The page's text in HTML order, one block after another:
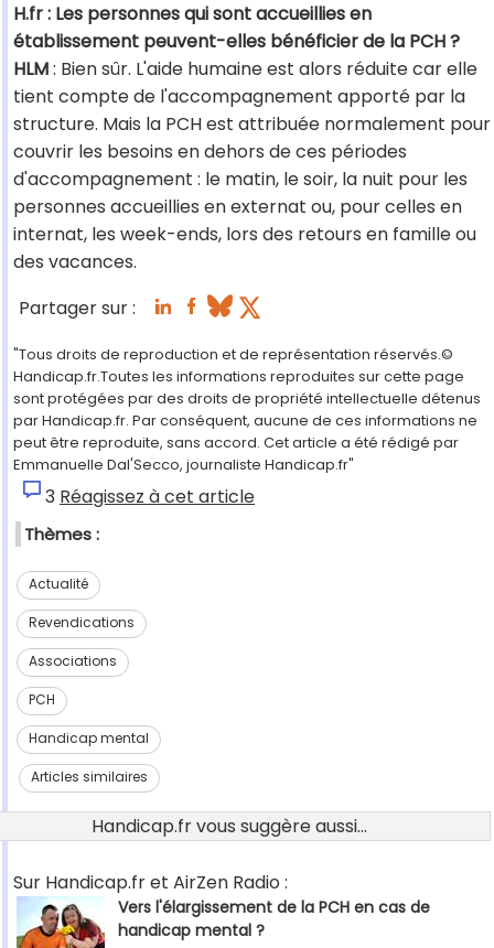
H.fr : Les personnes qui sont accueillies en
établissement peuvent-elles bénéficier de la PCH ?
HLM: Bien sûr. L'aide humaine est alors réduite car elle
tient compte de l'accompagnement apporté par la
structure. Mais la PCH est attribuée normalement pour
couvrir les besoins en dehors de ces périodes
d'accompagnement : le matin, le soir, la nuit pour les
personnes accueillies en externat ou, pour celles en
internat, les week-ends, lors des retours en famille ou
des vacances.
Partager sur :
"Tous droits de reproduction et de représentation réservés.©
Handicap.fr.Toutes les informations reproduites sur cette page
sont protégées par des droits de propriété intellectuelle détenus
par Handicap.fr. Par conséquent, aucune de ces informations ne
peut être reproduite, sans accord. Cet article a été rédigé par
Emmanuelle Dal'Secco, journaliste Handicap.fr"
3 Réagissez à cet article
Thèmes :
Actualité
Revendications
Associations
PCH
Handicap mental
Articles similaires
Handicap.fr vous suggère aussi...
Sur Handicap.fr et AirZen Radio :
Vers l'élargissement de la PCH en cas de
handicap mental ?